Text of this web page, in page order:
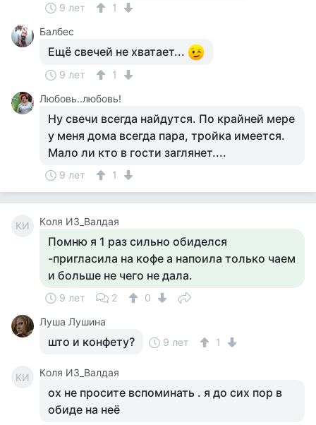
9 лет
1
Балбес
Ещё свечей не хватает...
9 лет
1
Любовь..любовь!
Ну свечи всегда найдутся. По крайней мере
у меня дома всегда пара, тройка имеется.
Мало ли кто в гости заглянет....
9 лет 1
КИ Кoля И3_Baлдая
Помню я 1 раз сильно обиделся
-пригласила на кофе а напоила только чаем
и больше не чего не дала.
9 лет 2
0
Луша Лушина
што и конфету? 9 лет 1
КИ Кoля И3_Baлдая
ох не просите вспоминать . я до сих пор в
обиде на неё